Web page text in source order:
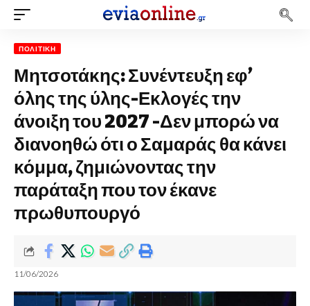
ΠΟΛΙΤΙΚΉ
Μητσοτάκης: Συνέντευξη εφ’
όλης της ύλης-Εκλογές την
άνοιξη του 2027 -Δεν μπορώ να
διανοηθώ ότι ο Σαμαράς θα κάνει
κόμμα, ζημιώνοντας την
παράταξη που τον έκανε
πρωθυπουργό
11/06/2026